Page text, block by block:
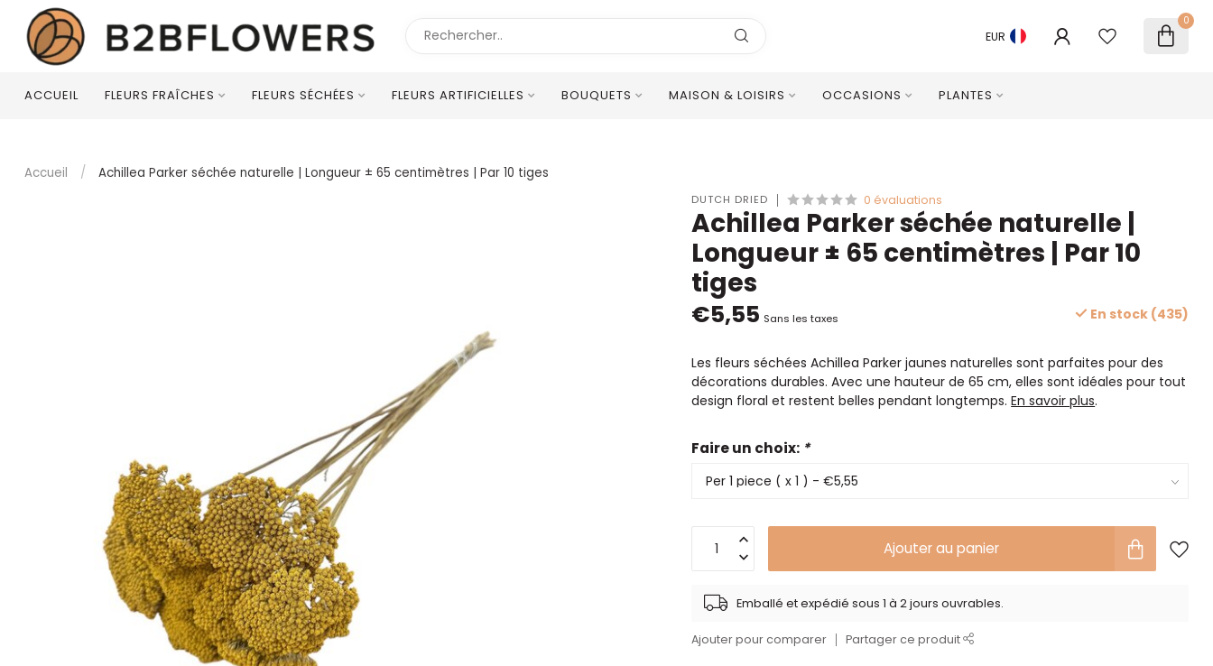
EUR
0
ACCUEIL FLEURS FRAÎCHES FLEURS SÉCHÉES FLEURS ARTIFICIELLES BOUQUETS MAISON & LOISIRS OCCASIONS PLANTES
Accueil / Achillea Parker séchée naturelle | Longueur ± 65 centimètres | Par 10 tiges
DUTCH DRIED 0 évaluations
Achillea Parker séchée naturelle |
Longueur ± 65 centimètres | Par 10
tiges
€5,55 Sans les taxes En stock (435)
Les fleurs séchées Achillea Parker jaunes naturelles sont parfaites pour des
décorations durables. Avec une hauteur de 65 cm, elles sont idéales pour tout
design floral et restent belles pendant longtemps.En savoir plus.
Faire un choix: *
Ajouter au panier
Emballé et expédié sous 1 à 2 jours ouvrables.
Ajouter pour comparer Partager ce produit